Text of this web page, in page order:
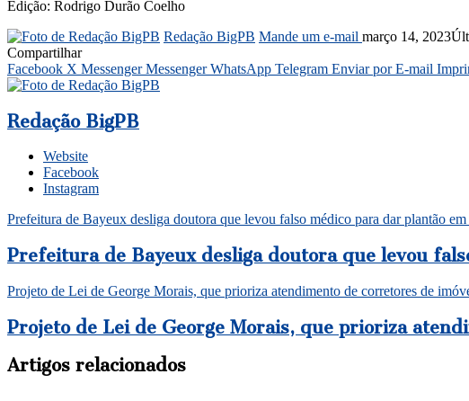
Edição: Rodrigo Durão Coelho
Redação BigPB Mande um e-mail março 14, 2023
Compartilhar
Facebook X Messenger Messenger WhatsApp Telegram Enviar por E-mail
Redação BigPB
Website
Facebook
Instagram
Prefeitura de Bayeux desliga doutora que levou falso médico para dar plantão
Prefeitura de Bayeux desliga doutora que levou
Projeto de Lei de George Morais, que prioriza atendimento de corretores de
Projeto de Lei de George Morais, que prioriza
Artigos relacionados